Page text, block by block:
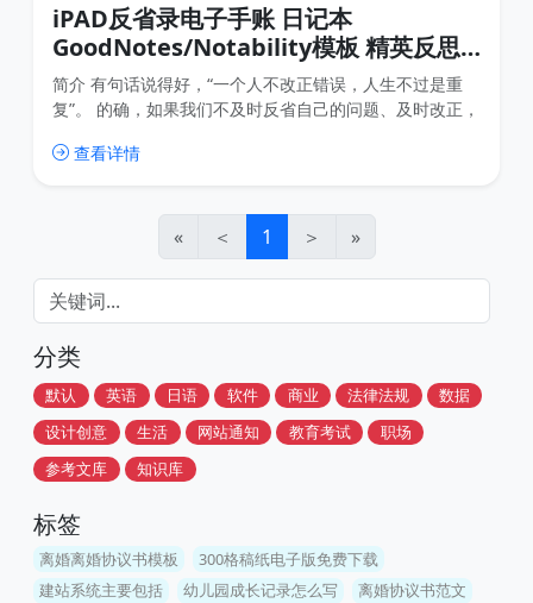
iPAD反省录电子手账 日记本
GoodNotes/Notability模板 精英反思
日课
简介 有句话说得好，“一个人不改正错误，人生不过是重
复”。 的确，如果我们不及时反省自己的问题、及时改正，
工作室开发了这一款iPAD“反思录”主题电子手账，以方便
图_1 Ipad反思录电子手账-主图_2 I
查看详情
« ＜ 1 ＞ »
分类
默认 英语 日语 软件 商业 法律法规
数据
设计创意
生活 网站通知 教育考试
职场
参考文库
知识库
标签
离婚离婚协议书模板
300格稿纸电子版免费下载
建站系统主要包括
幼儿园成长记录怎么写
离婚协议书范文